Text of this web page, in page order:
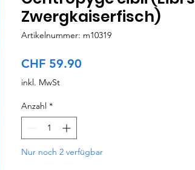
Zwergkaiserfisch)
Artikelnummer: m10319
CHF 59.90
inkl. MwSt
Anzahl *
Nur noch 2 verfügbar